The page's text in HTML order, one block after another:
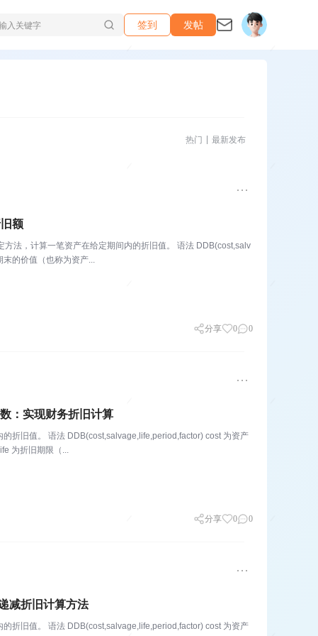
签到 发帖
热门 最新发布
额
法，计算一笔资产在给定期间内的折旧值。 语法 DDB(cost,salv
的价值（也称为资产...
分享 0 0
：实现财务折旧计算
折旧值。 语法 DDB(cost,salvage,life,period,factor) cost 为资产
为折旧期限（...
分享 0 0
减折旧计算方法
折旧值。 语法 DDB(cost,salvage,life,period,factor) cost 为资产